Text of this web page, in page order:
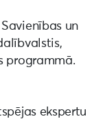
un
programmā.
ekspertu